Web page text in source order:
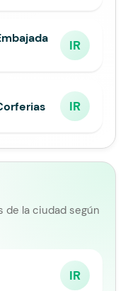
IR
IR
de la ciudad según
IR